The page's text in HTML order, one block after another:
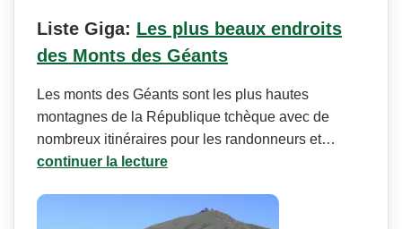
Liste Giga: Les plus beaux endroits
des Monts des Géants
Les monts des Géants sont les plus hautes
montagnes de la République tchèque avec de
nombreux itinéraires pour les randonneurs et…
continuer la lecture